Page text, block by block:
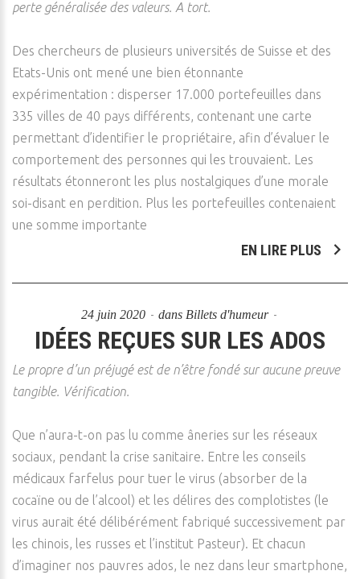
perte généralisée des valeurs. A tort.
Des chercheurs de plusieurs universités de Suisse et des
Etats-Unis ont mené une bien étonnante
expérimentation : disperser 17.000 portefeuilles dans
335 villes de 40 pays différents, contenant une carte
permettant d’identifier le propriétaire, afin d’évaluer le
comportement des personnes qui les trouvaient. Les
résultats étonneront les plus nostalgiques d’une morale
soi-disant en perdition. Plus les portefeuilles contenaient
une somme importante
EN LIRE PLUS
24 juin 2020 dans Billets d'humeur
IDÉES REÇUES SUR LES ADOS
Le propre d’un préjugé est de n’être fondé sur aucune preuve
tangible. Vérification.
Que n’aura-t-on pas lu comme âneries sur les réseaux
sociaux, pendant la crise sanitaire. Entre les conseils
médicaux farfelus pour tuer le virus (absorber de la
cocaïne ou de l’alcool) et les délires des complotistes (le
virus aurait été délibérément fabriqué successivement par
les chinois, les russes et l’institut Pasteur). Et chacun
d’imaginer nos pauvres ados, le nez dans leur smartphone,